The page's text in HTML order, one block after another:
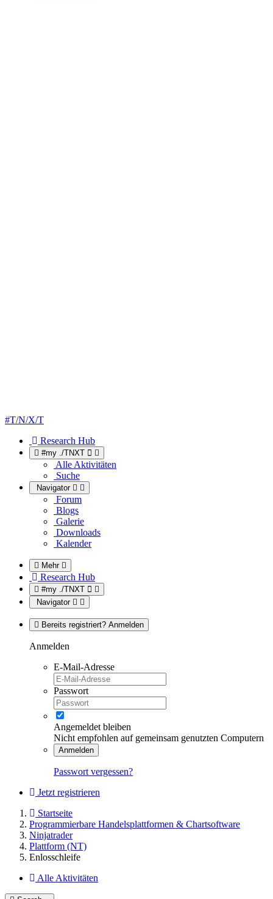
#T/N/X/T
Research Hub
#my ./TNXT
Alle Aktivitäten
Suche
Navigator
Forum
Blogs
Galerie
Downloads
Kalender
Mehr
Research Hub
#my ./TNXT
Navigator
Bereits registriert? Anmelden
Anmelden
E-Mail-Adresse
Passwort
Angemeldet bleiben
Nicht empfohlen auf gemeinsam genutzten Computern
Anmelden
Passwort vergessen?
Jetzt registrieren
Startseite
Programmierbare Handelsplattformen & Chartsoftware
Ninjatrader
Plattform (NT)
Enlosschleife
Alle Aktivitäten